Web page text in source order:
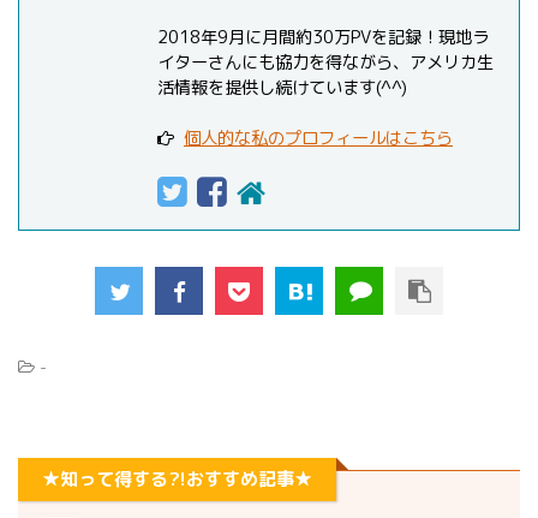
2018年9月に月間約30万PVを記録！現地ラ
イターさんにも協力を得ながら、アメリカ生
活情報を提供し続けています(^^)
個人的な私のプロフィールはこちら
-
★知って得する?!おすすめ記事★